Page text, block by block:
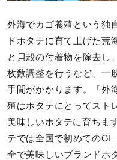
外海でカゴ養殖という独
ドホタテに育て上げた荒
と貝殻の付着物を除去し
枚数調整を行うなど、一
手間がかかります。「外
殖はホタテにとってスト
美味しいホタテに育ちま
テでは全国で初めてのGI
全で美味しいブランドホ